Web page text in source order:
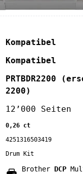
Kompatibel
Kompatibel
PRTBDR2200
2200)
12’000 Seiten
0,26 ct
4251316503419
Drum Kit
Brother DCP